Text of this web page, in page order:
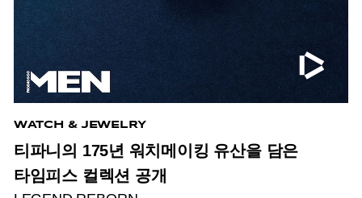
WATCH & JEWELRY
티파니의 175년 워치메이킹 유산을 담은
타임피스 컬렉션 공개